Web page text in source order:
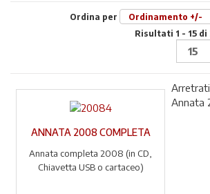
Ordina per
Ordinamento +/-
Risultati 1 - 15 di
ANNATA 2008 COMPLETA
Annata completa 2008 (in CD,
Chiavetta USB o cartaceo)
Annata